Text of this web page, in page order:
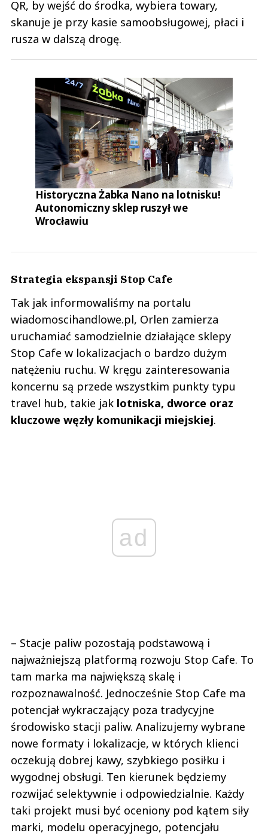
QR, by wejść do środka, wybiera towary,
skanuje je przy kasie samoobsługowej, płaci i
rusza w dalszą drogę.
Historyczna Żabka Nano na lotnisku!
Autonomiczny sklep ruszył we
Wrocławiu
Strategia ekspansji Stop Cafe
Tak jak informowaliśmy na portalu
wiadomoscihandlowe.pl, Orlen zamierza
uruchamiać samodzielnie działające sklepy
Stop Cafe w lokalizacjach o bardzo dużym
natężeniu ruchu. W kręgu zainteresowania
koncernu są przede wszystkim punkty typu
travel hub, takie jak lotniska, dworce oraz
kluczowe węzły komunikacji miejskiej.
ad
– Stacje paliw pozostają podstawową i
najważniejszą platformą rozwoju Stop Cafe. To
tam marka ma największą skalę i
rozpoznawalność. Jednocześnie Stop Cafe ma
potencjał wykraczający poza tradycyjne
środowisko stacji paliw. Analizujemy wybrane
nowe formaty i lokalizacje, w których klienci
oczekują dobrej kawy, szybkiego posiłku i
wygodnej obsługi. Ten kierunek będziemy
rozwijać selektywnie i odpowiedzialnie. Każdy
taki projekt musi być oceniony pod kątem siły
marki, modelu operacyjnego, potencjału